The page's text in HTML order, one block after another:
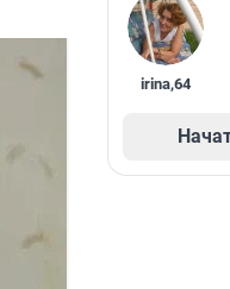
irina,64